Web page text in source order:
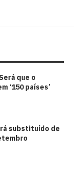
que o
‘150 países’
substituído de